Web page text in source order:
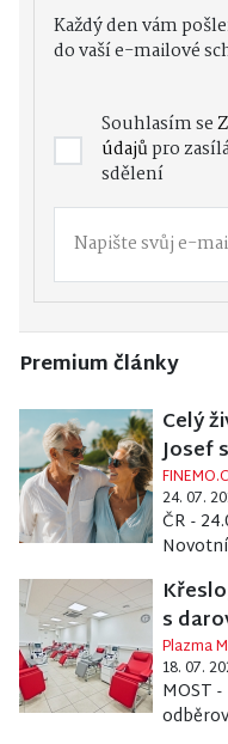
Každý den vám
do vaší e-mailové
Souhlasím se
údajůpro
sdělení
Premium články
Celý
Josef
24. 07.
ČR -
s
Plazma
18. 07.
MOST